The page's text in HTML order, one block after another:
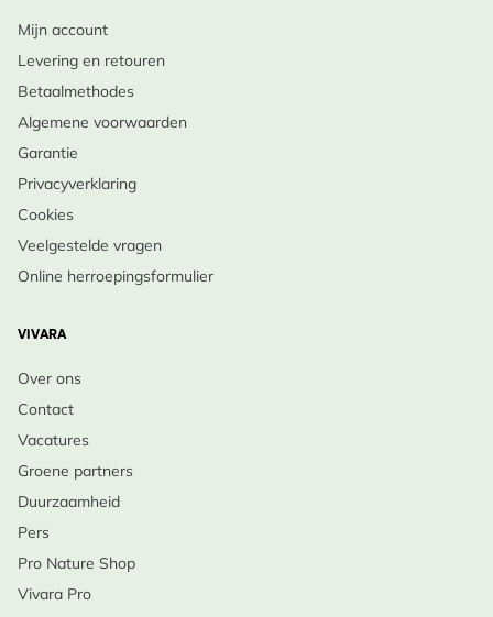
Mijn account
Levering en retouren
Betaalmethodes
Algemene voorwaarden
Garantie
Privacyverklaring
Cookies
Veelgestelde vragen
Online herroepingsformulier
VIVARA
Over ons
Contact
Vacatures
Groene partners
Duurzaamheid
Pers
Pro Nature Shop
Vivara Pro